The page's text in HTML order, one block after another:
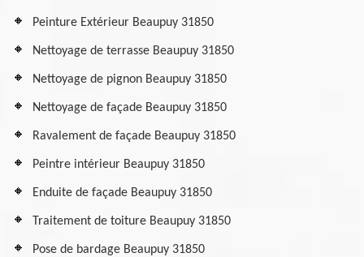
Peinture Extérieur Beaupuy 31850
Nettoyage de terrasse Beaupuy 31850
Nettoyage de pignon Beaupuy 31850
Nettoyage de façade Beaupuy 31850
Ravalement de façade Beaupuy 31850
Peintre intérieur Beaupuy 31850
Enduite de façade Beaupuy 31850
Traitement de toiture Beaupuy 31850
Pose de bardage Beaupuy 31850